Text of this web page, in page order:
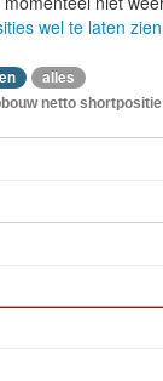
wel te laten zien
alles
netto